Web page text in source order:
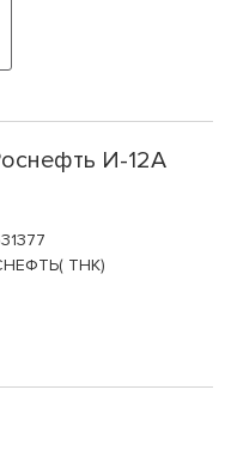
И-12А
ТНК)